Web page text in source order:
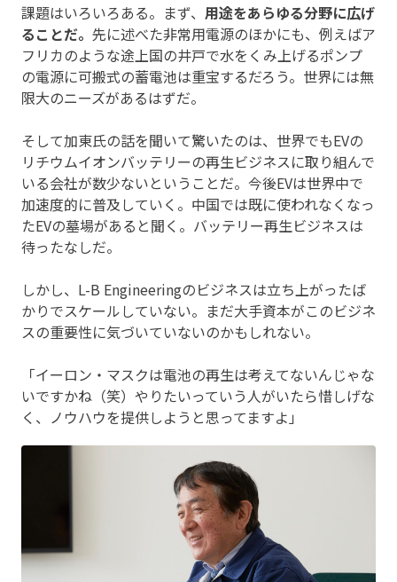
課題はいろいろある。まず、 用途をあらゆる分野に広げ
ることだ。 先に述べた非常用電源のほかにも、例えばア
フリカのような途上国の井戸で水をくみ上げるポンプ
の電源に可搬式の蓄電池は重宝するだろう。世界には無
限大のニーズがあるはずだ。
そして加東氏の話を聞いて驚いたのは、世界でもEVの
リチウムイオンバッテリーの再生ビジネスに取り組んで
いる会社が数少ないということだ。今後EVは世界中で
加速度的に普及していく。中国では既に使われなくなっ
たEVの墓場があると聞く。バッテリー再生ビジネスは
待ったなしだ。
しかし、L-B Engineeringのビジネスは立ち上がったば
かりでスケールしていない。まだ大手資本がこのビジネ
スの重要性に気づいていないのかもしれない。
「イーロン・マスクは電池の再生は考えてないんじゃな
いですかね（笑）やりたいっていう人がいたら惜しげな
く、ノウハウを提供しようと思ってますよ」